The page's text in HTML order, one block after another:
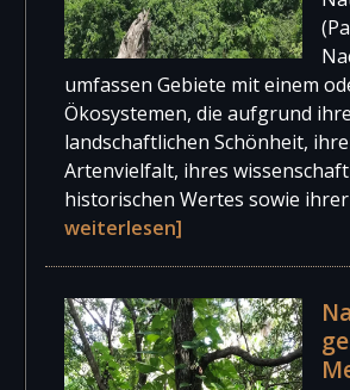
umfassen Gebiete mit einem
Ökosystemen, die aufgrund
landschaftlichen Schönheit,
Artenvielfalt, ihres
historischen Wertes sowie ihrer
weiterlesen]